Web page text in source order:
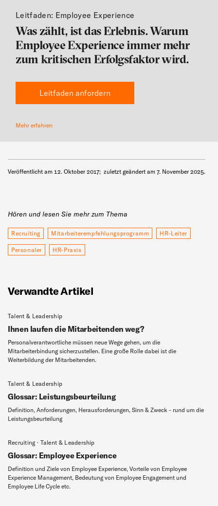
Leitfaden: Employee Experience
Was zählt, ist das Erlebnis. Warum
Employee Experience immer mehr
zum kritischen Erfolgsfaktor wird.
Leitfaden anfordern
Mehr erfahren
Veröffentlicht am 12. Oktober 2017; zuletzt geändert am 7. November 2025.
Hören und lesen Sie mehr zum Thema
Recruiting Mitarbeiterempfehlungsprogramm HR-Leiter
Personaler HR-Praxis
Verwandte Artikel
Talent & Leadership
Ihnen laufen die Mitarbeitenden weg?
Personalverantwortliche müssen neue Wege gehen, um die
Mitarbeiterbindung sicherzustellen. Eine große Rolle dabei ist die
Weiterbildung der Mitarbeitenden.
Talent & Leadership
Glossar: Leistungsbeurteilung
Definition, Anforderungen, Herausforderungen, Sinn & Zweck - rund um die
Leistungsbeurteilung
Recruiting · Talent & Leadership
Glossar: Employee Experience
Definition und Ziele von Employee Experience, Vorteile von Employee
Experience Management, Bedeutung von Employee Engagement und
Employee Life Cycle etc.